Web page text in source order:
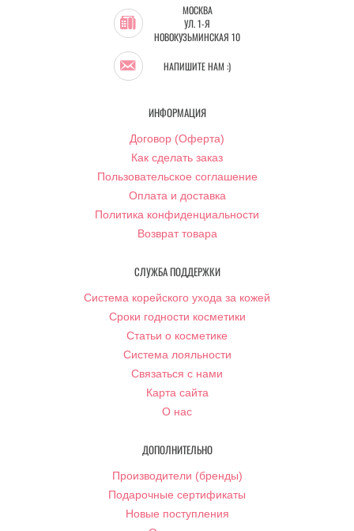
МОСКВА
УЛ. 1-Я
НОВОКУЗЬМИНСКАЯ 10
НАПИШИТЕ НАМ :)
ИНФОРМАЦИЯ
Договор (Оферта)
Как сделать заказ
Пользовательское соглашение
Оплата и доставка
Политика конфиденциальности
Возврат товара
СЛУЖБА ПОДДЕРЖКИ
Система корейского ухода за кожей
Сроки годности косметики
Статьи о косметике
Система лояльности
Связаться с нами
Карта сайта
О нас
ДОПОЛНИТЕЛЬНО
Производители (бренды)
Подарочные сертификаты
Новые поступления